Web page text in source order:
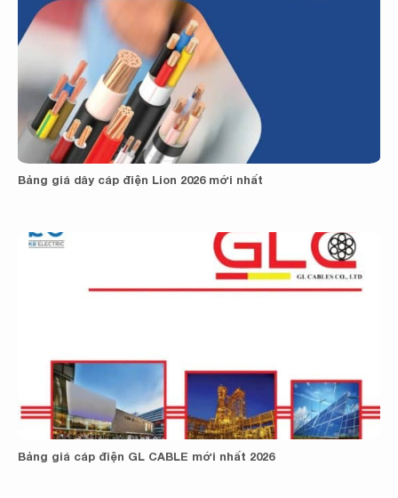
Bảng giá dây cáp điện Lion 2026 mới nhất
Bảng giá cáp điện GL CABLE mới nhất 2026